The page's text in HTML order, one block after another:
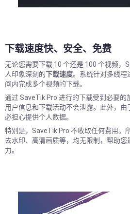
下载速度快、安全、免费
无论您需要下载 10 个还是 100 个视频，
人印象深刻的下载速度。系统针对多线程
间内完成多个视频的下载。
通过 SaveTik Pro 进行的下载受到必要的
用户信息和下载活动不会泄露。此外，
必担心提供个人数据。
特别是，SaveTik Pro 不收取任何费用。
去水印、高清画质等，均无限制，帮助
力。